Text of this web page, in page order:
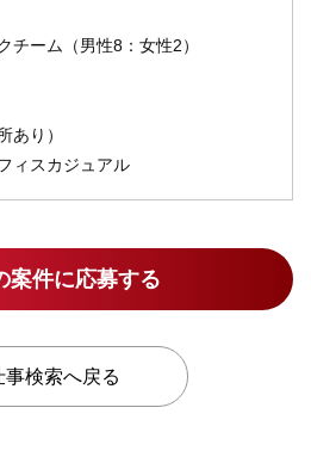
チーム（男性8：女性2）
あり）
ィスカジュアル
案件に応募する
事検索へ戻る